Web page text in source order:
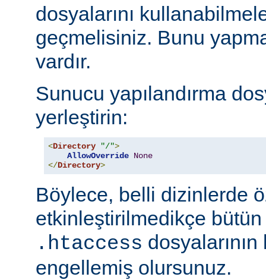
dosyalarını
geçmelisiniz. Bunu
vardır.
Sunucu yapılandırma
yerleştirin:
<Directory "/">
AllowOverride None
</Directory>
Böylece, belli dizinlerde
etkinleştirilmedikçe
.htaccess dosyalarının
engellemiş olursunuz.